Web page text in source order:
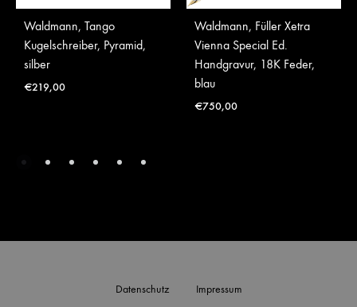
Waldmann, Tango
Kugelschreiber, Pyramid,
silber
€219,00
Waldmann, Füller Xetra
Vienna Special Ed.
Handgravur, 18K Feder,
blau
€750,00
Datenschutz Impressum